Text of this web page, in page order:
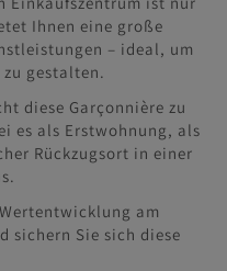
Ihnen eine große
– ideal, um
gestalten.
diese Garçonnière zu
es als Erstwohnung, als
Rückzugsort in einer
am
sichern Sie sich diese